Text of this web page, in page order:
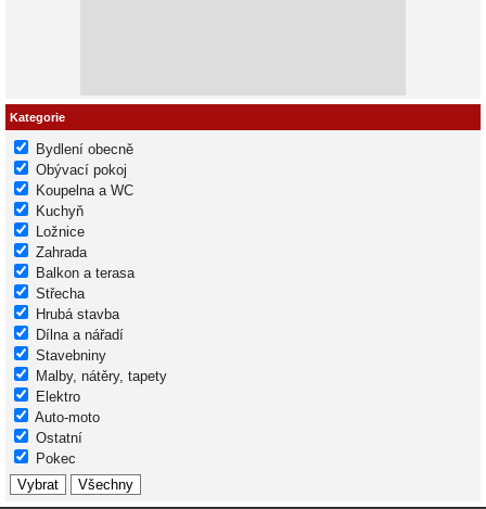
Kategorie
Bydlení obecně
Obývací pokoj
Koupelna a WC
Kuchyň
Ložnice
Zahrada
Balkon a terasa
Střecha
Hrubá stavba
Dílna a nářadí
Stavebniny
Malby, nátěry, tapety
Elektro
Auto-moto
Ostatní
Pokec